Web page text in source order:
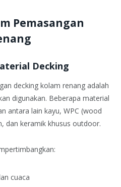
Pemasangan
Decking
decking kolam renang adalah
digunakan. Beberapa material
antara lain kayu, WPC (wood
dan keramik khusus outdoor.
cuaca